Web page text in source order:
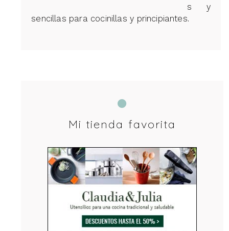
s y
sencillas para cocinillas y principiantes.
Mi tienda favorita